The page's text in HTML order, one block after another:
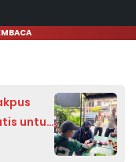
untuk